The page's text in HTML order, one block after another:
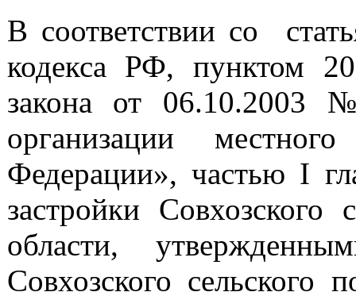
В соответствии со
кодекса РФ, пунктом
закона от
организации
Федерации», частью I
застройки Совхозского
области,
Совхозского